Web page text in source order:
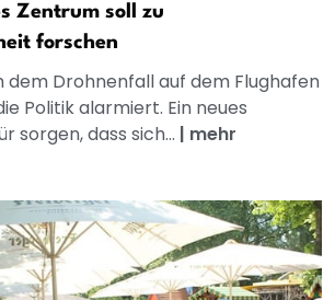
Zentrum soll zu
forschen
dem Drohnenfall auf dem Flughafen
Politik alarmiert. Ein neues
sorgen, dass sich... | mehr